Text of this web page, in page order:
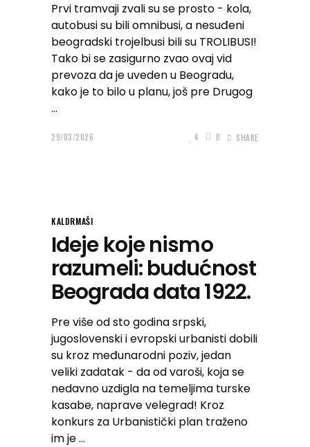
Prvi tramvaji zvali su se prosto - kola,
autobusi su bili omnibusi, a nesuđeni
beogradski trojelbusi bili su TROLIBUSI!
Tako bi se zasigurno zvao ovaj vid
prevoza da je uveden u Beogradu,
kako je to bilo u planu, još pre Drugog
29/03/2026 4 0 SHARE
KALDRMAŠI
Ideje koje nismo
razumeli: budućnost
Beograda data 1922.
Pre više od sto godina srpski,
jugoslovenski i evropski urbanisti dobili
su kroz međunarodni poziv, jedan
veliki zadatak - da od varoši, koja se
nedavno uzdigla na temeljima turske
kasabe, naprave velegrad! Kroz
konkurs za Urbanistički plan traženo
im je